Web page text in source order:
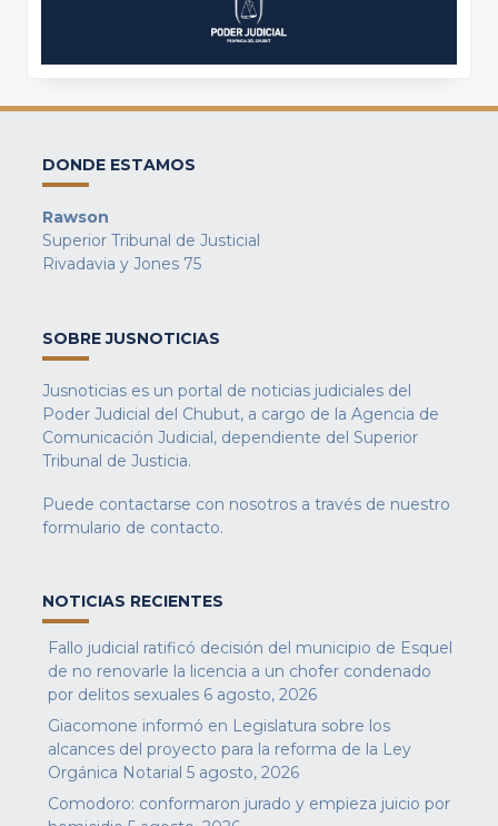
DONDE ESTAMOS
Rawson
Superior Tribunal de Justicial
Rivadavia y Jones 75
SOBRE JUSNOTICIAS
Jusnoticias es un portal de noticias judiciales del
Poder Judicial del Chubut, a cargo de la Agencia de
Comunicación Judicial, dependiente del Superior
Tribunal de Justicia.
Puede contactarse con nosotros a través de nuestro
formulario de contacto.
NOTICIAS RECIENTES
Fallo judicial ratificó decisión del municipio de Esquel
de no renovarle la licencia a un chofer condenado
por delitos sexuales 6 agosto, 2026
Giacomone informó en Legislatura sobre los
alcances del proyecto para la reforma de la Ley
Orgánica Notarial 5 agosto, 2026
Comodoro: conformaron jurado y empieza juicio por